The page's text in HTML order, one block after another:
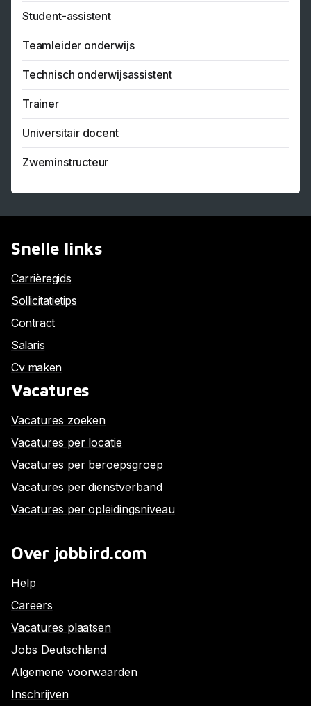
Student-assistent
Teamleider onderwijs
Technisch onderwijsassistent
Trainer
Universitair docent
Zweminstructeur
Snelle links
Carrièregids
Sollicitatietips
Contract
Salaris
Cv maken
Vacatures
Vacatures zoeken
Vacatures per locatie
Vacatures per beroepsgroep
Vacatures per dienstverband
Vacatures per opleidingsniveau
Over jobbird.com
Help
Careers
Vacatures plaatsen
Jobs Deutschland
Algemene voorwaarden
Inschrijven